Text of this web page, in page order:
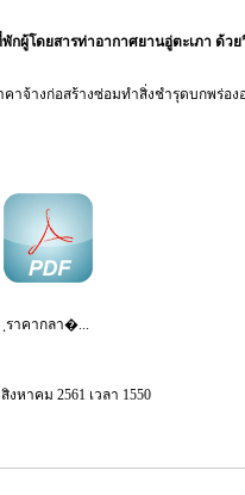
กผู้โดยสารท่าอากาศยานอู่ตะเภา ด้ว
คาจ้างก่อสร้างซ่อมทำสิ่งชำรุดบกพร่อ
ฺราคากลา�...
หาคม 2561 เวลา 1550